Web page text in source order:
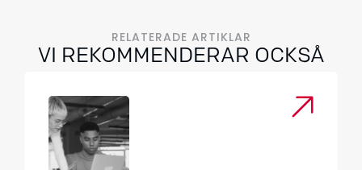
RELATERADE ARTIKLAR
VI REKOMMENDERAR OCKSÅ